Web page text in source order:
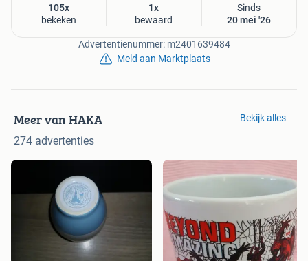
105x
bekeken
1x
bewaard
Sinds
20 mei '26
Advertentienummer: m2401639484
Meld aan Marktplaats
Meer van HAKA
274 advertenties
Bekijk alles